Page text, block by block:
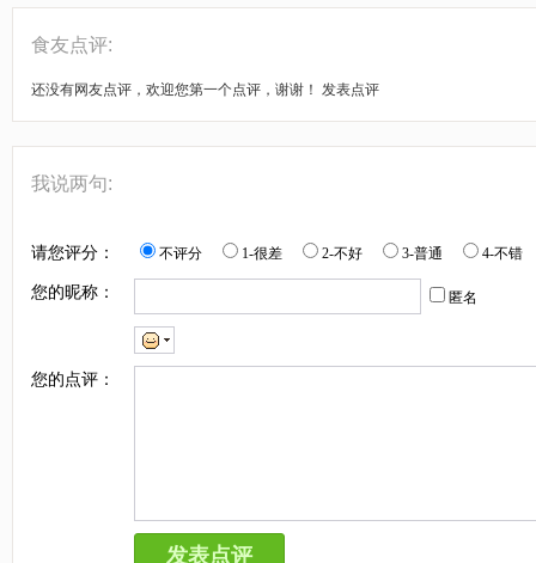
食友点评:
还没有网友点评，欢迎您第一个点评，谢谢！ 发表点评
我说两句:
请您评分： 不评分 1-很差 2-不好 3-普通 4-不错
您的昵称： 匿名
您的点评：